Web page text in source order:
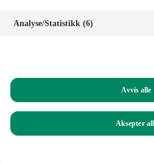
Logg inn på Styrerommet
Logg inn på Vibbo
Ring oss på
(mandag til
Du kan også sende e-post til:
Analyse/Statistikk (6)
Funksjonelle (8)
Helt nødvendige (1)
Avvis alle
Aksepter